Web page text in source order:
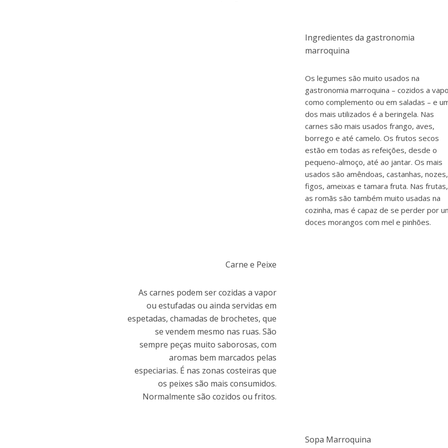
Ingredientes da gastronomia
marroquina
Os legumes são muito usados na
gastronomia marroquina – cozidos a
como complemento ou em saladas – e
dos mais utilizados é a beringela. Nas
carnes são mais usados frango, aves,
borrego e até camelo. Os frutos secos
estão em todas as refeições, desde o
pequeno-almoço, até ao jantar. Os mais
usados são amêndoas, castanhas, nozes,
figos, ameixas e tamara fruta. Nas frutas,
as romãs são também muito usadas na
cozinha, mas é capaz de se perder por
doces morangos com mel e pinhões.
Carne e Peixe
As carnes podem ser cozidas a vapor
ou estufadas ou ainda servidas em
espetadas, chamadas de brochetes, que
se vendem mesmo nas ruas. São
sempre peças muito saborosas, com
aromas bem marcados pelas
especiarias. É nas zonas costeiras que
os peixes são mais consumidos.
Normalmente são cozidos ou fritos.
Sopa Marroquina